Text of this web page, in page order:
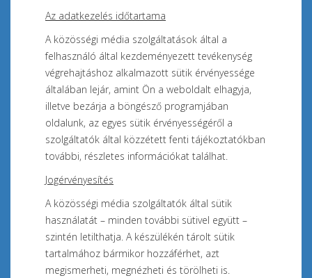
Az adatkezelés időtartama
A közösségi média szolgáltatások által a
felhasználó által kezdeményezett tevékenység
végrehajtáshoz alkalmazott sütik érvényessége
általában lejár, amint Ön a weboldalt elhagyja,
illetve bezárja a böngésző programjában
oldalunk, az egyes sütik érvényességéről a
szolgáltatók által közzétett fenti tájékoztatókban
további, részletes információkat találhat.
Jogérvényesítés
A közösségi média szolgáltatók által sütik
használatát – minden további sütivel együtt –
szintén letilthatja. A készülékén tárolt sütik
tartalmához bármikor hozzáférhet, azt
megismerheti, megnézheti és törölheti is.